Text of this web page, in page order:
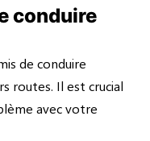
conduire
de conduire
routes. Il est crucial
avec votre